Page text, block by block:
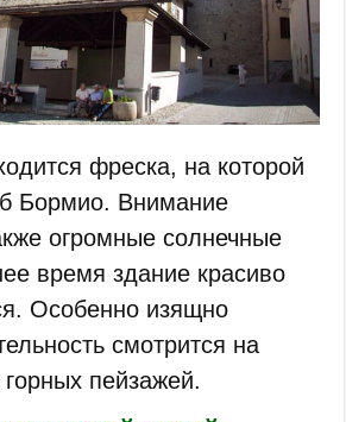
фреска, на которой
Бормио. Внимание
огромные солнечные
время здание красиво
Особенно изящно
смотрится на
пейзажей.